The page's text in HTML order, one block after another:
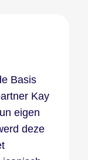
Basis
Kay
eigen
deze